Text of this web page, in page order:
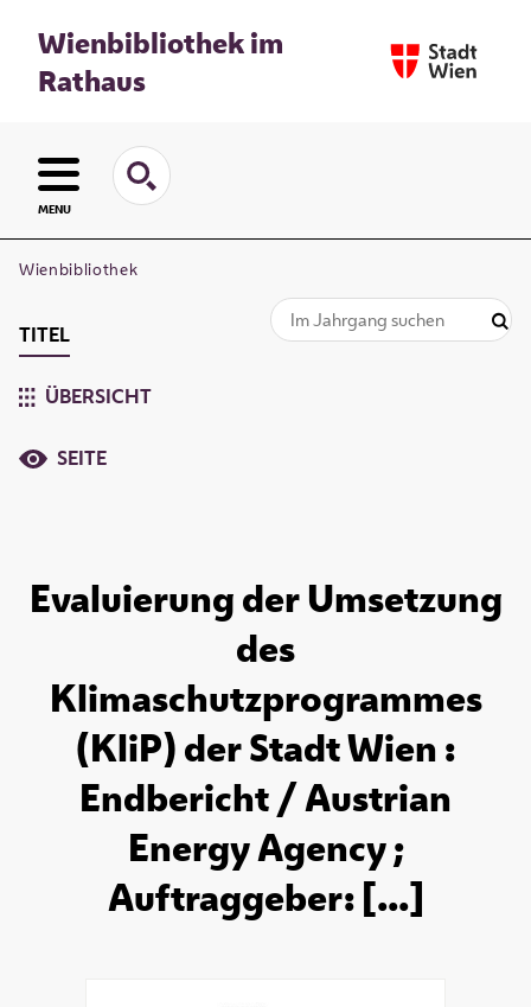
Wienbibliothek im
Rathaus
MENU
Wienbibliothek
TITEL
ÜBERSICHT
SEITE
Evaluierung der Umsetzung
des
Klimaschutzprogrammes
(KliP) der Stadt Wien :
Endbericht / Austrian
Energy Agency ;
Auftraggeber: [...]